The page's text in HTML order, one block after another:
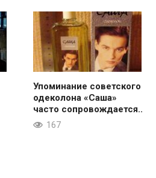
Упоминание советского
одеколона «Саша»
часто сопровождается..
167